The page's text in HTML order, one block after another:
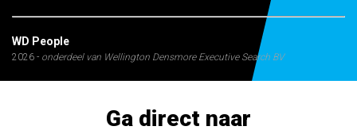
WD People
2026 - onderdeel van Wellington Densmore Executive Search BV
Ga direct naar